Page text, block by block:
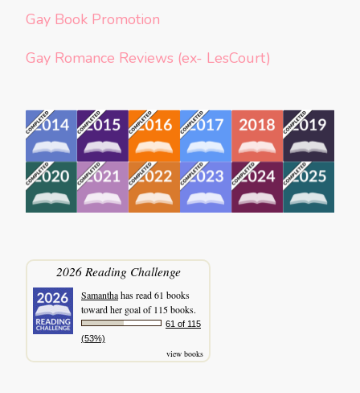
Gay Book Promotion
Gay Romance Reviews (ex- LesCourt)
2026 Reading Challenge
Samanthahas read 61 books
toward her goal of 115 books.
61 of 115
(53%)
view books